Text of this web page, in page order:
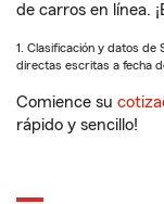
de carros en línea.
1. Clasificación y datos de
directas escritas a fecha
Comience su
rápido y sencillo!